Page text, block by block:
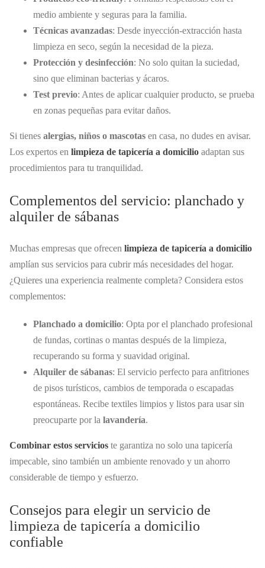
medio ambiente y seguras para la familia.
Técnicas avanzadas: Desde inyección-extracción hasta
limpieza en seco, según la necesidad de la pieza.
Protección y desinfección: No solo quitan la suciedad,
sino que eliminan bacterias y ácaros.
Test previo: Antes de aplicar cualquier producto, se prueba
en zonas pequeñas para evitar daños.
Si tienes alergias, niños o mascotas en casa, no dudes en avisar.
Los expertos en limpieza de tapicería a domicilio adaptan sus
procedimientos para tu tranquilidad.
Complementos del servicio: planchado y
alquiler de sábanas
Muchas empresas que ofrecen limpieza de tapicería a domicilio
amplían sus servicios para cubrir más necesidades del hogar.
¿Quieres una experiencia realmente completa? Considera estos
complementos:
Planchado a domicilio: Opta por el planchado profesional
de fundas, cortinas o mantas después de la limpieza,
recuperando su forma y suavidad original.
Alquiler de sábanas: El servicio perfecto para anfitriones
de pisos turísticos, cambios de temporada o escapadas
espontáneas. Recibe textiles limpios y listos para usar sin
preocuparte por la lavandería.
Combinar estos servicios te garantiza no solo una tapicería
impecable, sino también un ambiente renovado y un ahorro
considerable de tiempo y esfuerzo.
Consejos para elegir un servicio de
limpieza de tapicería a domicilio
confiable